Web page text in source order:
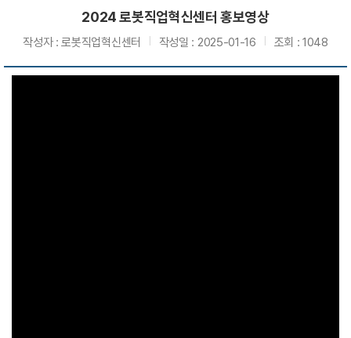
2024 로봇직업혁신센터 홍보영상
작성자 : 로봇직업혁신센터 작성일 : 2025-01-16 조회 : 1048